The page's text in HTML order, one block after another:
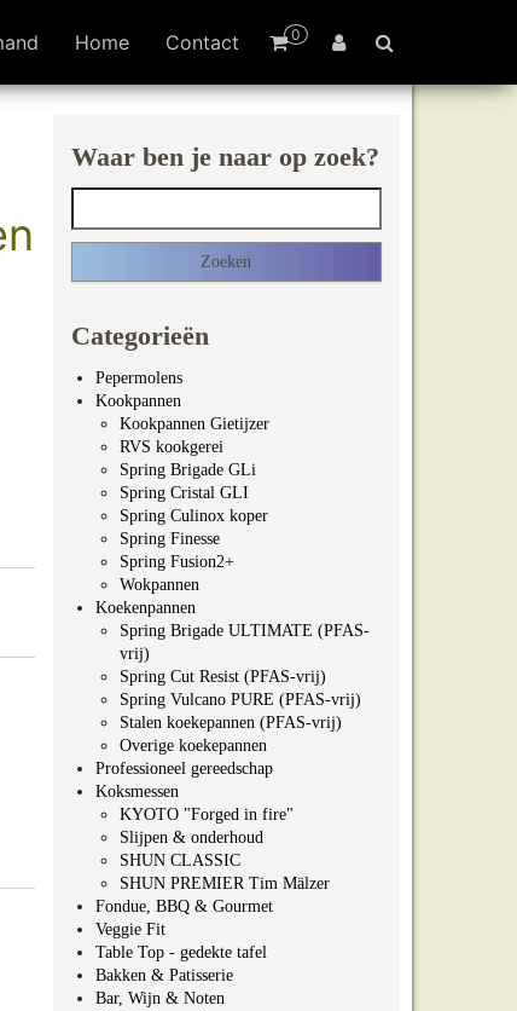
0
Home Contact
Waar ben je naar op zoek?
Categorieën
Pepermolens
Kookpannen
Kookpannen Gietijzer
RVS kookgerei
Spring Brigade GLi
Spring Cristal GLI
Spring Culinox koper
Spring Finesse
Spring Fusion2+
Wokpannen
Koekenpannen
Spring Brigade ULTIMATE (PFAS-
vrij)
Spring Cut Resist (PFAS-vrij)
Spring Vulcano PURE (PFAS-vrij)
Stalen koekepannen (PFAS-vrij)
Overige koekepannen
Professioneel gereedschap
Koksmessen
KYOTO "Forged in fire"
Slijpen & onderhoud
SHUN CLASSIC
SHUN PREMIER Tim Mälzer
Fondue, BBQ & Gourmet
Veggie Fit
Table Top - gedekte tafel
Bakken & Patisserie
Bar, Wijn & Noten